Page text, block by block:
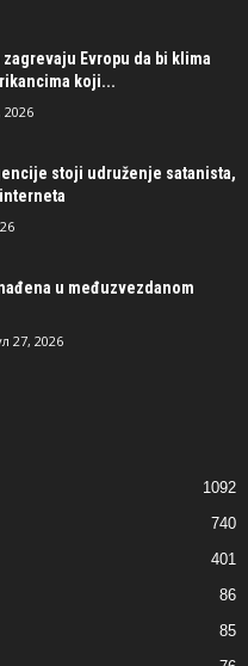
Evropu da bi klima
koji...
2026
stoji udruženje satanista,
u međuzvezdanom
27, 2026
1092
740
401
86
85